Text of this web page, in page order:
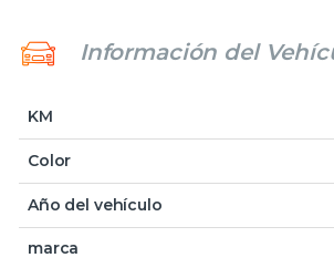
Información del
KM
Color
Año del vehículo
marca